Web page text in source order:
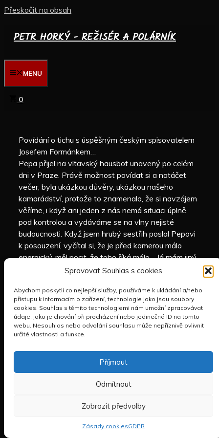
Spravovat Souhlas s cookies
Abychom poskytli co nejlepší služby, používáme k ukládání a/nebo
přístupu k informacím o zařízení, technologie jako jsou soubory
cookies. Souhlas s těmito technologiemi nám umožní zpracovávat
údaje, jako je chování při procházení nebo jedinečná ID na tomto
webu. Nesouhlas nebo odvolání souhlasu může nepříznivě ovlivnit
určité vlastnosti a funkce.
Příjmout
Odmítnout
Zobrazit předvolby
Zásady cookiesGDPR
Přeskočit na obsah
PETR HORKÝ - REŽISÉR A POLÁRNÍK
MENU
0
Povídání o tichu s úspěšným českým spisovatelem
Josefem Formánkem…
Pepa přijel na vltavský hausbot unavený po celém
dni v Praze. Právě možnost povídat si a natáčet
večer, byla ukázkou důvěry, ukázkou našeho
kamarádství, protože to znamenalo, že si navzájem
věříme, i když ani jeden z nás nemá situaci úplně
pod kontrolou a vydáváme se na vlny nejisté
budoucnosti. Když jsem hrubý sestřih poslal Pepovi
k posouzení, vyčítal si, že je před kamerou málo
energický, měl pocit, že toho říká málo… Já mám jiný
dojem. Právě ztišení a tempo této debaty mi
jak ho znám ze společných setkání, ale málokdy v
médiích. (navíc ke Knize o tichu mi to přijde na místě,
no ne?)
© 2026 PETR HORKÝ | DESIGN A REALIZACEHD PRODUCTION